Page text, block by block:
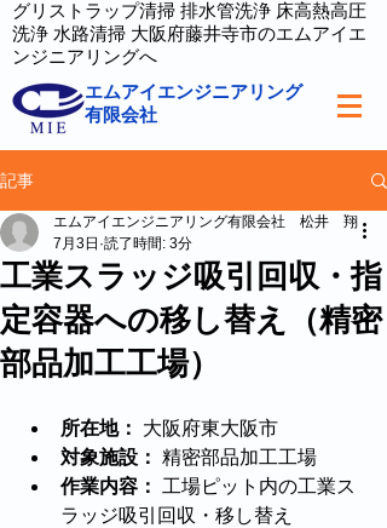
グリストラップ清掃 排水管洗浄 床高熱高圧
洗浄 水路清掃 大阪府藤井寺市のエムアイエ
ンジニアリングへ
エムアイエンジニアリング
有限会社
記事
工業スラッジ吸引回収・指
定容器への移し替え（精密
部品加工工場）
エムアイエンジニアリング有限会社 松井 翔
7月3日 読了時間: 3分
所在地：
大阪府東大阪市
対象施設： 精密部品加工工場
作業内容：
工場ピット内の工業ス
ラッジ吸引回収・移し替え